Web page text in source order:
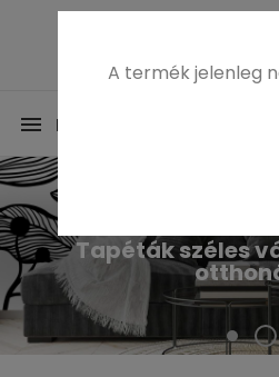
A termék jelenleg
Menü
Tapéták széles